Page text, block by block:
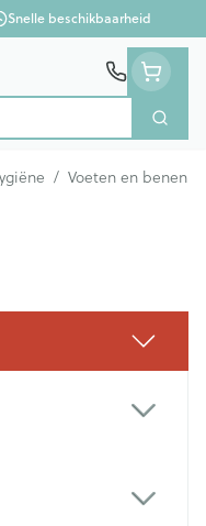
Snelle beschikbaarheid
Zoek
/ Voeten en benen